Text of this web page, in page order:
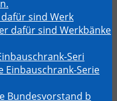
sind Werk
Seri
Bundesvorstand b